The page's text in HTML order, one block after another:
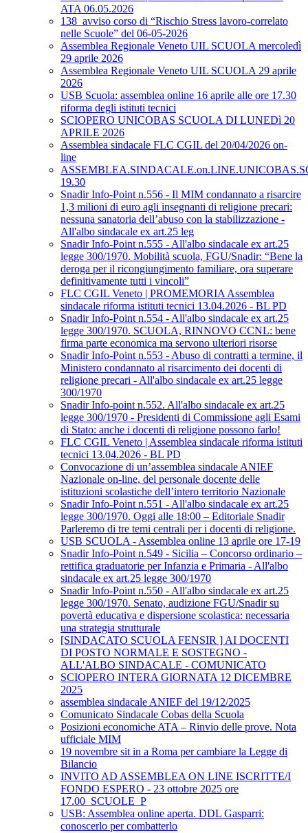
ATA 06.05.2026
138_avviso corso di “Rischio Stress lavoro-correlato
nelle Scuole” del 06-05-2026
Assemblea Regionale Veneto UIL SCUOLA mercoledì
29 aprile 2026
Assemblea Regionale Veneto UIL SCUOLA 29 aprile
2026
USB Scuola: assemblea online 16 aprile alle ore 17.30
riforma degli istituti tecnici
SCIOPERO UNICOBAS SCUOLA DI LUNEDì 20
APRILE 2026
Assemblea sindacale FLC CGIL del 20/04/2026 on-
line
19.30
Snadir Info-Point n.556 - Il MIM condannato a risarcire
1,3 milioni di euro agli insegnanti di religione precari:
nessuna sanatoria dell’abuso con la stabilizzazione -
All'albo sindacale ex art.25 leg
Snadir Info-Point n.555 - All'albo sindacale ex art.25
legge 300/1970. Mobilità scuola, FGU/Snadir: “Bene la
deroga per il ricongiungimento familiare, ora superare
definitivamente tutti i vincoli”
FLC CGIL Veneto | PROMEMORIA Assemblea
sindacale riforma istituti tecnici 13.04.2026 - BL PD
Snadir Info-Point n.554 - All'albo sindacale ex art.25
legge 300/1970. SCUOLA, RINNOVO CCNL: bene
firma parte economica ma servono ulteriori risorse
Snadir Info-Point n.553 - Abuso di contratti a termine, il
Ministero condannato al risarcimento dei docenti di
religione precari - All'albo sindacale ex art.25 legge
300/1970
Snadir Info-point n.552. All'albo sindacale ex art.25
legge 300/1970 - Presidenti di Commissione agli Esami
di Stato: anche i docenti di religione possono farlo!
FLC CGIL Veneto | Assemblea sindacale riforma istituti
tecnici 13.04.2026 - BL PD
Convocazione di un’assemblea sindacale ANIEF
Nazionale on-line, del personale docente delle
istituzioni scolastiche dell’intero territorio Nazionale
Snadir Info-Point n.551 - All'albo sindacale ex art.25
legge 300/1970. Oggi alle 18:00 – Editoriale Snadir
Parleremo di tre temi centrali per i docenti di religione.
USB SCUOLA - Assemblea online 13 aprile ore 17-19
Snadir Info-Point n.549 - Sicilia – Concorso ordinario –
rettifica graduatorie per Infanzia e Primaria - All'albo
sindacale ex art.25 legge 300/1970
Snadir Info-Point n.550 - All'albo sindacale ex art.25
legge 300/1970. Senato, audizione FGU/Snadir su
povertà educativa e dispersione scolastica: necessaria
una strategia strutturale
[SINDACATO SCUOLA FENSIR ] AI DOCENTI
DI POSTO NORMALE E SOSTEGNO -
ALL'ALBO SINDACALE - COMUNICATO
SCIOPERO INTERA GIORNATA 12 DICEMBRE
2025
assemblea sindacale ANIEF del 19/12/2025
Comunicato Sindacale Cobas della Scuola
Posizioni economiche ATA – Rinvio delle prove. Nota
ufficiale MIM
19 novembre sit in a Roma per cambiare la Legge di
Bilancio
INVITO AD ASSEMBLEA ON LINE ISCRITTE/I
FONDO ESPERO - 23 ottobre 2025 ore
17.00_SCUOLE_P
USB: Assemblea online aperta. DDL Gasparri:
conoscerlo per combatterlo